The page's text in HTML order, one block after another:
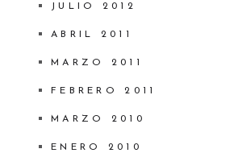
JULIO 2012
ABRIL 2011
MARZO 2011
FEBRERO 2011
MARZO 2010
ENERO 2010